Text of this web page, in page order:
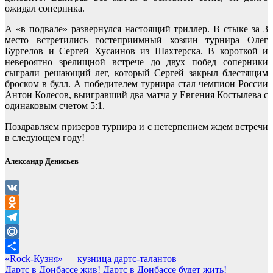
ожидал соперника.
А «в подвале» развернулся настоящий триллер. В стыке за 3
место встретились гостеприимный хозяин турнира Олег
Бургелов и Сергей Хусаинов из Шахтерска. В короткой и
невероятно зрелищной встрече до двух побед соперники
сыграли решающий лег, который Сергей закрыл блестящим
броском в булл. А победителем турнира стал чемпион России
Антон Колесов, выигравший два матча у Евгения Костылева с
одинаковым счетом 5:1.
Поздравляем призеров турнира и с нетерпением ждем встречи
в следующем году!
Александр Денисьев
VK
Odnoklassniki
Telegram
Mail.Ru
Отправить
Навигация
«Rock-Кузня» — кузница дартс-талантов
Дартс в Донбассе жив! Дартс в Донбассе будет жить!